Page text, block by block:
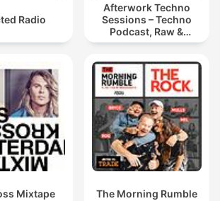
Radio
Afterwork Techno
Sessions – Techno
Podcast, Raw &
Hypnotic Techno
Mixtape The Morning Rumble